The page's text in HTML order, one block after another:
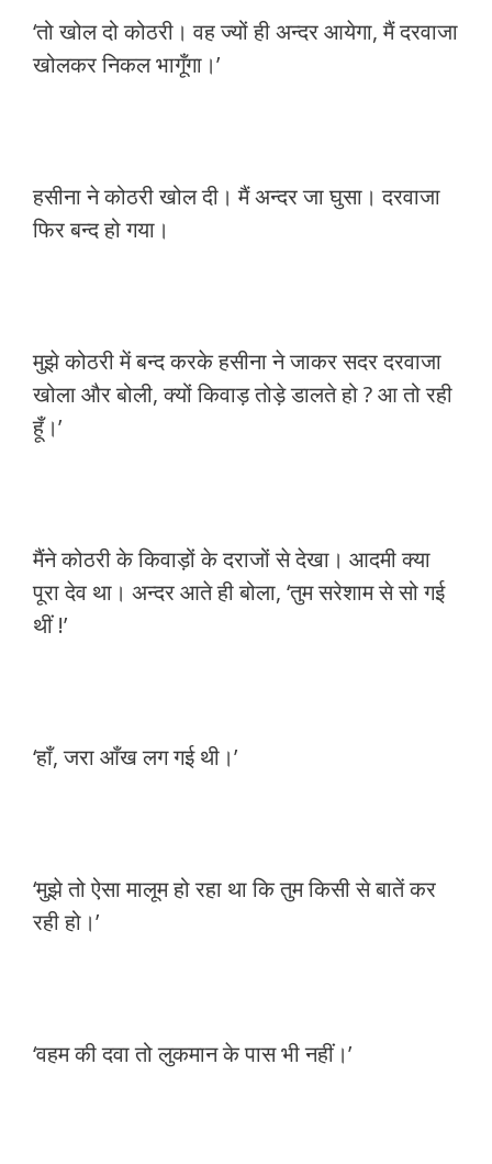
‘तो खोल दो कोठरी। वह ज्यों ही अन्दर आयेगा, मैं दरवाजा
खोलकर निकल भागूँगा।’
हसीना ने कोठरी खोल दी। मैं अन्दर जा घुसा। दरवाजा
फिर बन्द हो गया।
मुझे कोठरी में बन्द करके हसीना ने जाकर सदर दरवाजा
खोला और बोली, क्यों किवाड़ तोड़े डालते हो ? आ तो रही
हूँ।’
मैंने कोठरी के किवाड़ों के दराजों से देखा। आदमी क्या
पूरा देव था। अन्दर आते ही बोला, ‘तुम सरेशाम से सो गई
थीं !’
‘हाँ, जरा आँख लग गई थी।’
‘मुझे तो ऐसा मालूम हो रहा था कि तुम किसी से बातें कर
रही हो।’
‘वहम की दवा तो लुकमान के पास भी नहीं।’